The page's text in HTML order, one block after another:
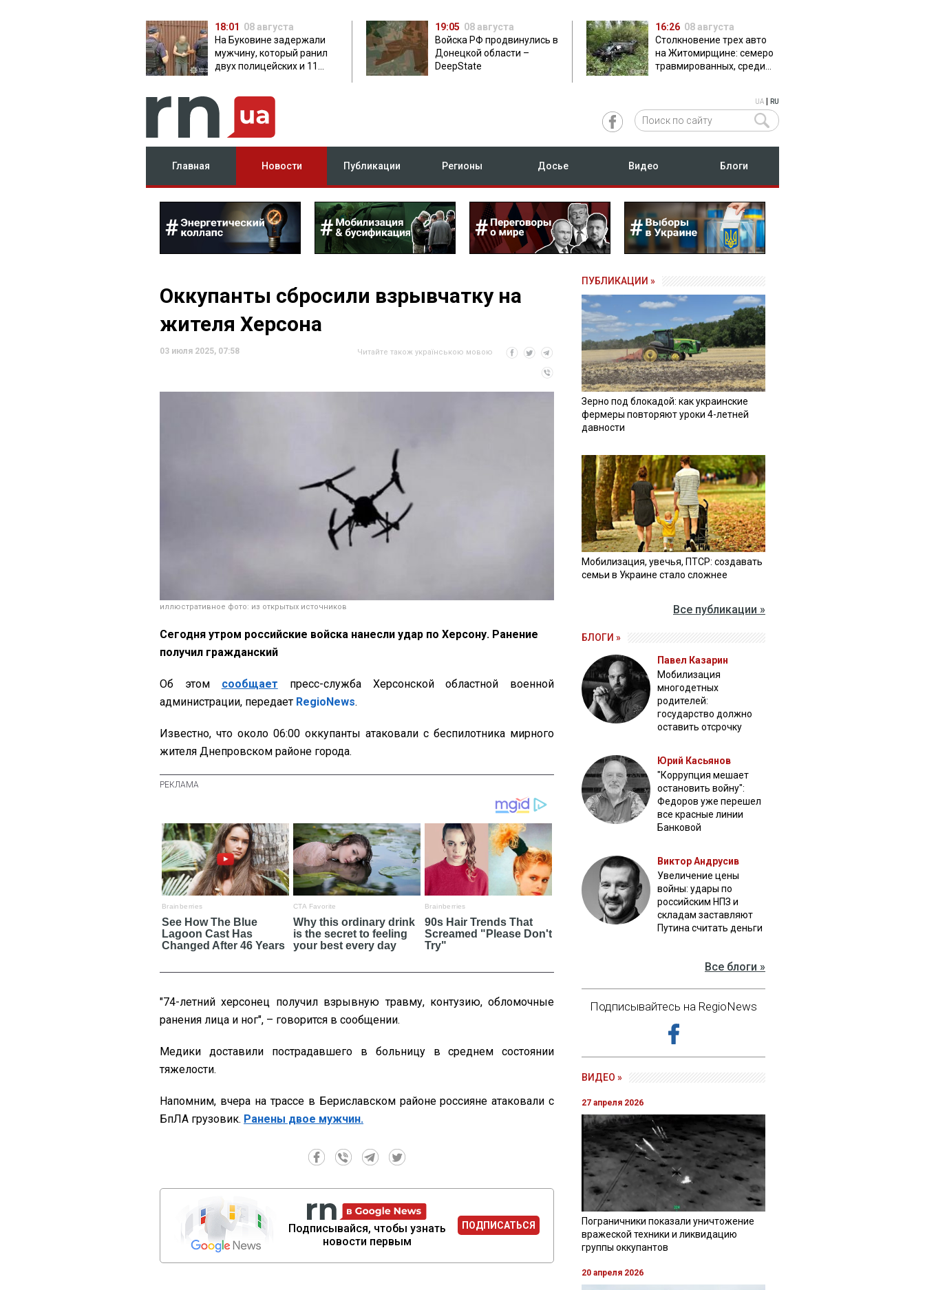
18:01 08 августа
На Буковине задержали
мужчину, который ранил
двух полицейских и 11
19:05 08 августа
Войска РФ продвинулись в
Донецкой области –
DeepState
16:26 08 августа
Столкновение трех авто
на Житомирщине: семеро
травмированных, среди
UA RU
Главная Новости Публикации Регионы Досье Видео Блоги
Оккупанты сбросили взрывчатку на
жителя Херсона
03 июля 2025, 07:58 Читайте також українською мовою
иллюстративное фото: из открытых источников
Сегодня утром российские войска нанесли удар по Херсону. Ранение
получил гражданский
Об этом сообщает пресс-служба Херсонской областной военной
администрации, передает RegioNews.
Известно, что около 06:00 оккупанты атаковали с беспилотника мирного
жителя Днепровском районе города.
"74-летний херсонец получил взрывную травму, контузию, обломочные
ранения лица и ног", – говорится в сообщении.
Медики доставили пострадавшего в больницу в среднем состоянии
тяжелости.
Напомним, вчера на трассе в Бериславском районе россияне атаковали с
БпЛА грузовик. Ранены двое мужчин.
Подписывайся, чтобы узнать
новости первым
ПОДПИСАТЬСЯ
ПУБЛИКАЦИИ »
Зерно под блокадой: как украинские
фермеры повторяют уроки 4-летней
давности
Мобилизация, увечья, ПТСР: создавать
семьи в Украине стало сложнее
Все публикации »
БЛОГИ »
Павел Казарин
Мобилизация
многодетных
родителей:
государство должно
оставить отсрочку
Юрий Касьянов
"Коррупция мешает
остановить войну":
Федоров уже перешел
все красные линии
Банковой
Виктор Андрусив
Увеличение цены
войны: удары по
российским НПЗ и
складам заставляют
Путина считать деньги
Все блоги »
Подписывайтесь на RegioNews
ВИДЕО »
27 апреля 2026
Пограничники показали уничтожение
вражеской техники и ликвидацию
группы оккупантов
20 апреля 2026